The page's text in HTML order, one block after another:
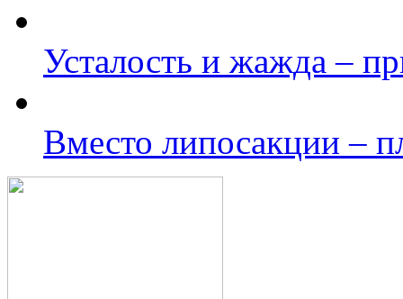
Усталость и жажда –
Вместо липосакции –